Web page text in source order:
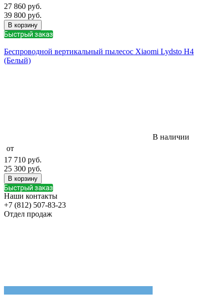
27 860 руб.
39 800 руб.
В корзину
Быстрый заказ
Беспроводной вертикальный пылесос Xiaomi Lydsto H4
(Белый)
В наличии
от
17 710 руб.
25 300 руб.
В корзину
Быстрый заказ
Наши контакты
+7 (812) 507-83-23
Отдел продаж